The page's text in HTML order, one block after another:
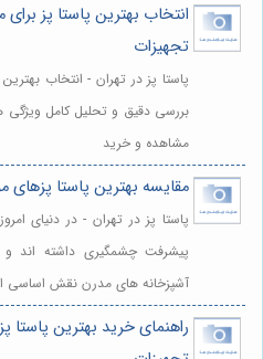
انتخاب بهترین پاستا پز
تجهیزات
پاستا پز در تهران - انتخاب
بررسی دقیق و تحلیل کامل
مشاهده و خرید
مقایسه بهترین پاستا پزهای
پاستا پز در تهران - در دنیای
پیشرفت چشمگیری داشته اند و
آشپزخانه های مدرن نقش اساسی
راهنمای خرید بهترین پاستا